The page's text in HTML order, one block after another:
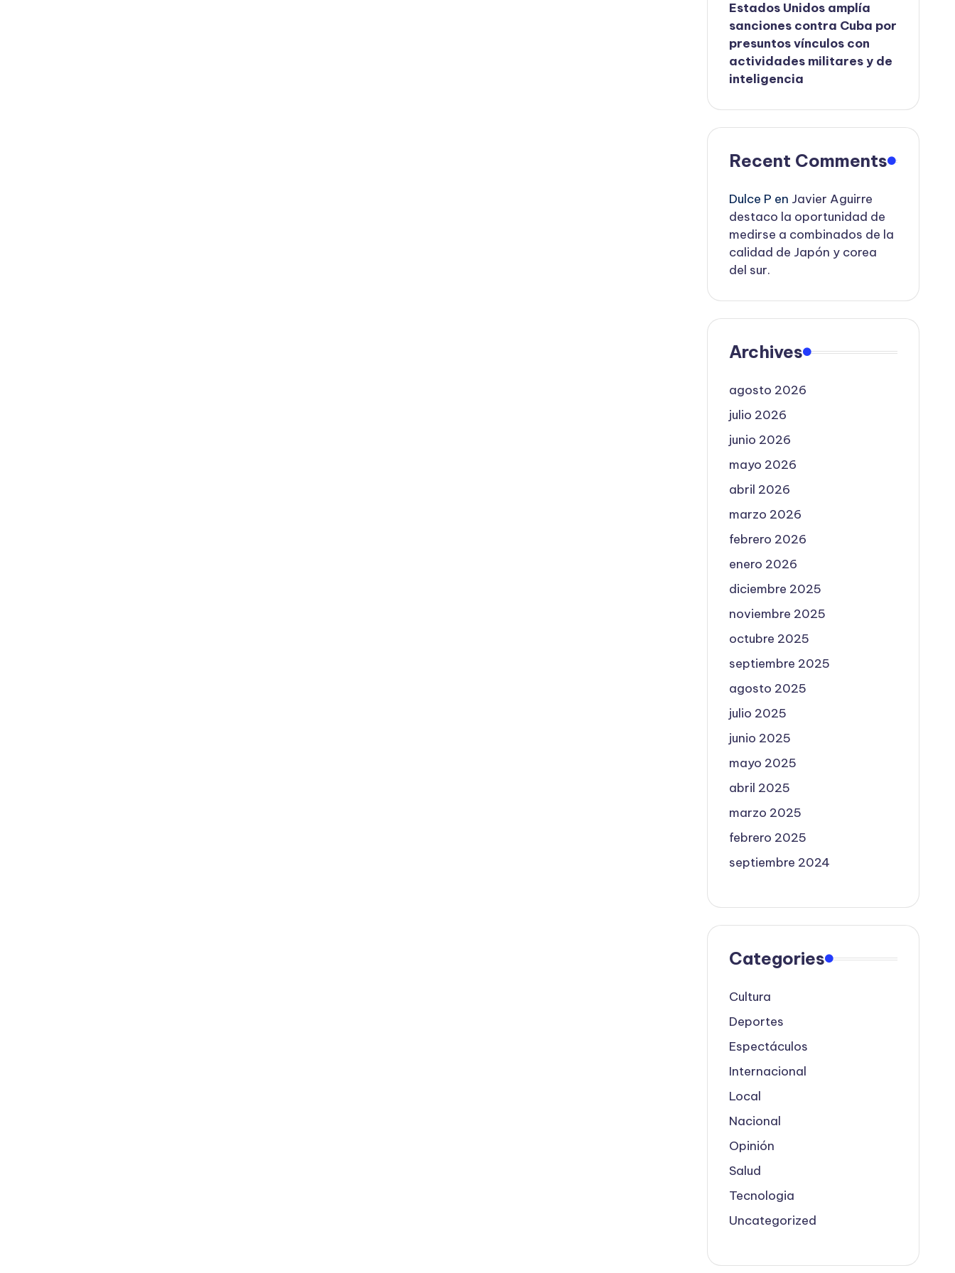
Estados Unidos amplía
sanciones contra Cuba por
presuntos vínculos con
actividades militares y de
inteligencia
Recent Comments
Dulce P en Javier Aguirre
destaco la oportunidad de
medirse a combinados de la
calidad de Japón y corea
del sur.
Archives
agosto 2026
julio 2026
junio 2026
mayo 2026
abril 2026
marzo 2026
febrero 2026
enero 2026
diciembre 2025
noviembre 2025
octubre 2025
septiembre 2025
agosto 2025
julio 2025
junio 2025
mayo 2025
abril 2025
marzo 2025
febrero 2025
septiembre 2024
Categories
Cultura
Deportes
Espectáculos
Internacional
Local
Nacional
Opinión
Salud
Tecnologia
Uncategorized